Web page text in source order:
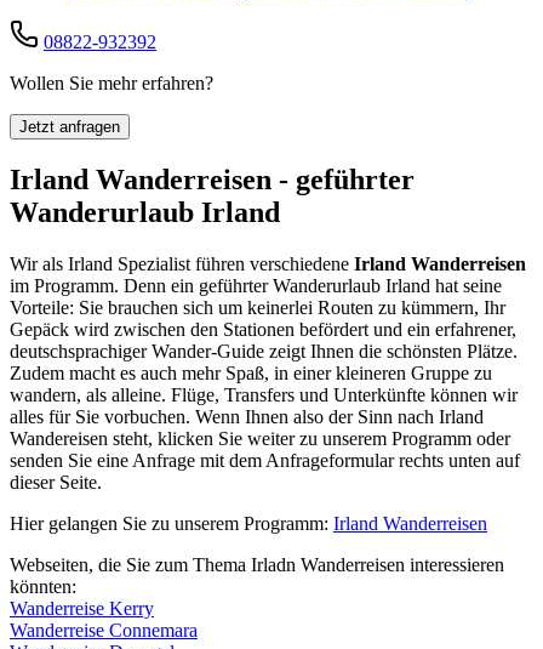
08822-932392
Wollen Sie mehr erfahren?
Jetzt anfragen
Irland Wanderreisen - geführter
Wanderurlaub Irland
Wir als Irland Spezialist führen verschiedene Irland Wanderreisen
im Programm. Denn ein geführter Wanderurlaub Irland hat seine
Vorteile: Sie brauchen sich um keinerlei Routen zu kümmern, Ihr
Gepäck wird zwischen den Stationen befördert und ein erfahrener,
deutschsprachiger Wander-Guide zeigt Ihnen die schönsten Plätze.
Zudem macht es auch mehr Spaß, in einer kleineren Gruppe zu
wandern, als alleine. Flüge, Transfers und Unterkünfte können wir
alles für Sie vorbuchen. Wenn Ihnen also der Sinn nach Irland
Wandereisen steht, klicken Sie weiter zu unserem Programm oder
senden Sie eine Anfrage mit dem Anfrageformular rechts unten auf
dieser Seite.
Hier gelangen Sie zu unserem Programm: Irland Wanderreisen
Webseiten, die Sie zum Thema Irladn Wanderreisen interessieren
könnten:
Wanderreise Kerry
Wanderreise Connemara